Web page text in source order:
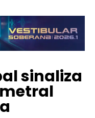
sinaliza